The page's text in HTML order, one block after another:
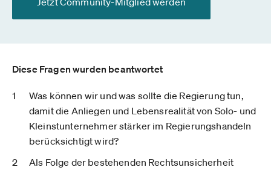
Diese Fragen wurden beantwortet
Was können wir und was sollte die Regierung tun,
damit die Anliegen und Lebensrealität von Solo- und
Kleinstunternehmer stärker im Regierungshandeln
berücksichtigt wird?
Als Folge der bestehenden Rechtsunsicherheit